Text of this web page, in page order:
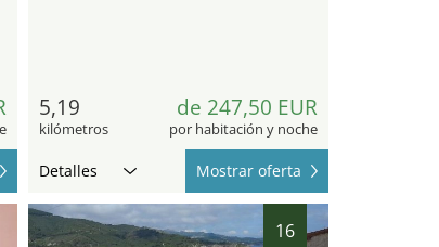
5,19
kilómetros
de 247,50 EUR
por habitación y noche
Detalles Mostrar oferta
16